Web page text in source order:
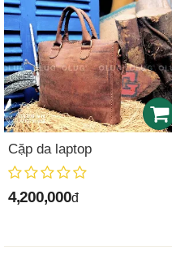
Cặp da laptop
4,200,000đ